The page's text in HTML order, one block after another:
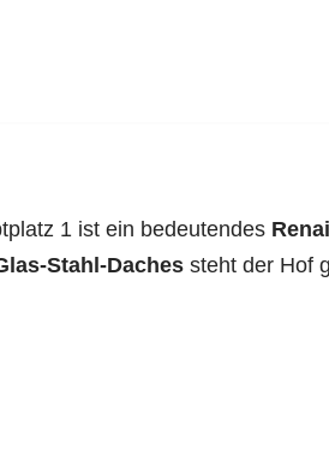
1 ist ein bedeutendes
Stahl-Daches steht der Hof